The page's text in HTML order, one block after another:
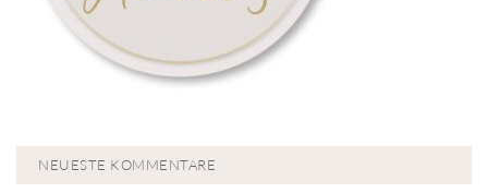
NEUESTE KOMMENTARE